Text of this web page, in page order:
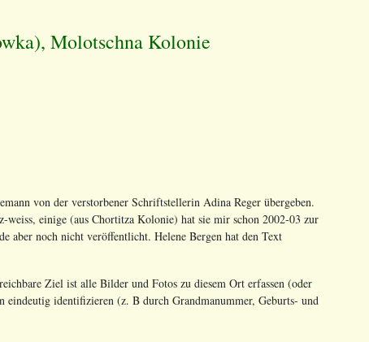
Molotschna Kolonie
von der verstorbener Schriftstellerin Adina Reger übergeben.
einige (aus Chortitza Kolonie) hat sie mir schon 2002-03 zur
aber noch nicht veröffentlicht. Helene Bergen hat den Text
Ziel ist alle Bilder und Fotos zu diesem Ort erfassen (oder
eindeutig identifizieren (z. B durch Grandmanummer, Geburts- und